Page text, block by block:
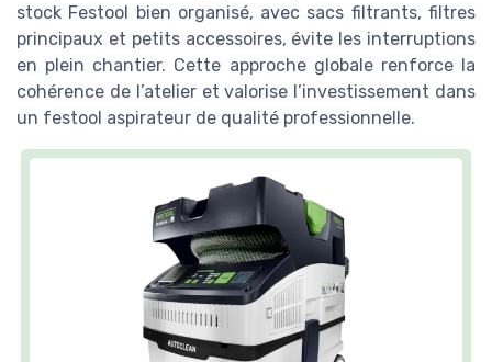
stock Festool bien organisé, avec sacs filtrants, filtres
principaux et petits accessoires, évite les interruptions
en plein chantier. Cette approche globale renforce la
cohérence de l’atelier et valorise l’investissement dans
un festool aspirateur de qualité professionnelle.